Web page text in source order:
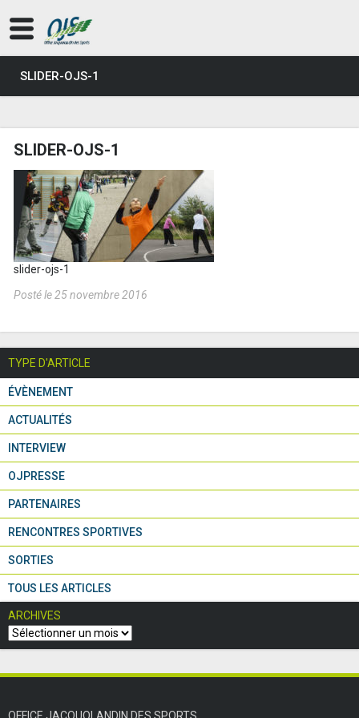
SLIDER-OJS-1
SLIDER-OJS-1
slider-ojs-1
Posté le 25 novembre 2016
TYPE D'ARTICLE
ÉVÈNEMENT
ACTUALITÉS
INTERVIEW
OJPRESSE
PARTENAIRES
RENCONTRES SPORTIVES
SORTIES
TOUS LES ARTICLES
ARCHIVES